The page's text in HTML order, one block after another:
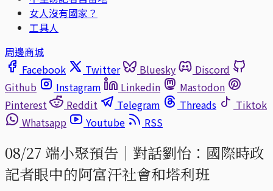
女人沒有國家？
工具人
周邊商城
Facebook
Twitter Bluesky
Discord
Github
Instagram Linkedin
Mastodon
Pinterest
Reddit Telegram Threads
Tiktok
Whatsapp
Youtube RSS
08/27 端小聚預告｜對話劉怡：國際時政
記者眼中的阿富汗社會和塔利班